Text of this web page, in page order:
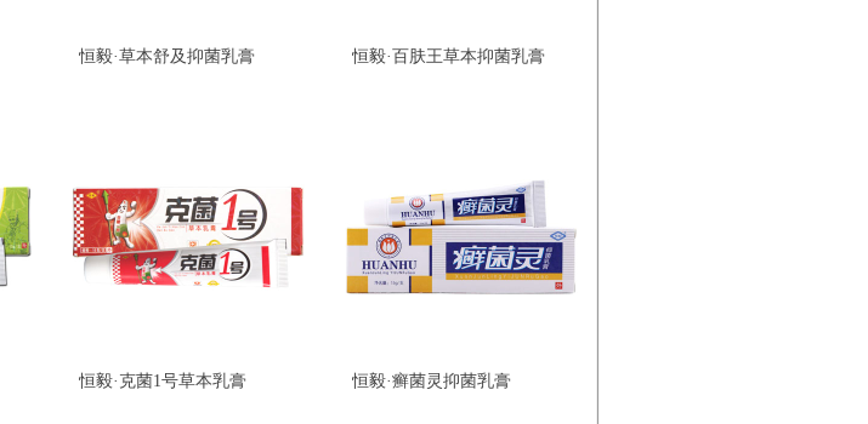
恒毅·草本舒及抑菌乳膏 恒毅·百肤王草本抑菌乳膏
恒毅·克菌1号草本乳膏 恒毅·癣菌灵抑菌乳膏